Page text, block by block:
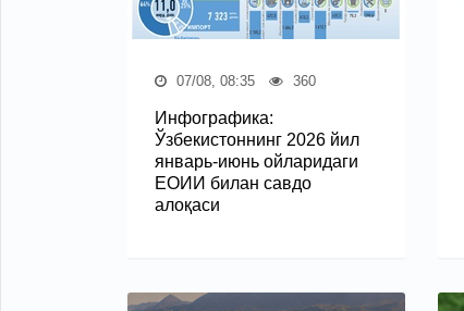
07/08, 08:35 360
Инфографика:
Ўзбекистоннинг 2026 йил
январь-июнь ойларидаги
ЕОИИ билан савдо
алоқаси